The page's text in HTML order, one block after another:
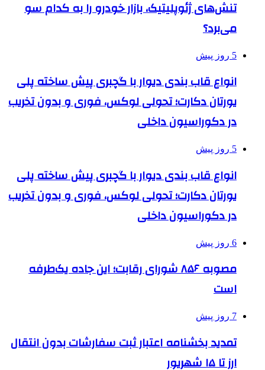
تنش‌های ژئوپلیتیک، بازار خودرو را به کدام سو
می‌برد؟
5 روز پیش
انواع قاب بندی دیوار با گچبری پیش ساخته پلی
یورتان دکارت؛ تحولی لوکس، فوری و بدون تخریب
در دکوراسیون داخلی
5 روز پیش
انواع قاب بندی دیوار با گچبری پیش ساخته پلی
یورتان دکارت؛ تحولی لوکس، فوری و بدون تخریب
در دکوراسیون داخلی
6 روز پیش
مصوبه ۸۵۶ شورای رقابت؛ این جاده یک‌طرفه
است
7 روز پیش
تمدید بخشنامه اعتبار ثبت سفارشات بدون انتقال
ارز تا ۱۵ شهریور